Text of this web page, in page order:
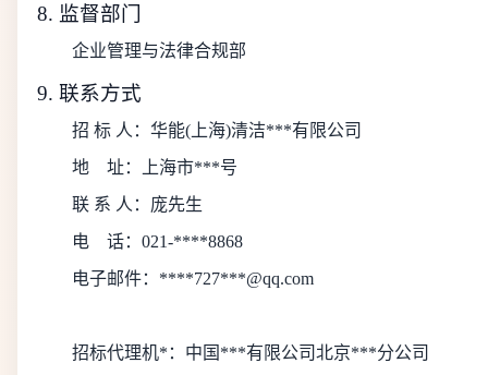
8. 监督部门
企业管理与法律合规部
9. 联系方式
招 标 人：华能(上海)清洁***有限公司
地
址：上海市***号
联 系 人：庞先生
电
话：021-****8868
电子邮件：****727***@qq.com
招标代理机*：中国***有限公司北京***分公司